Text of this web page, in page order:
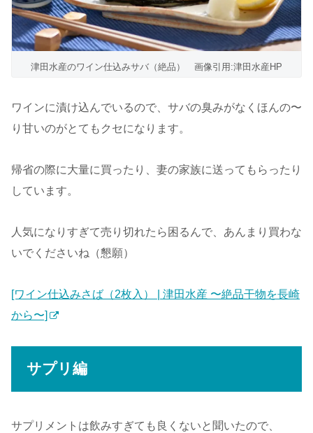
津田水産のワイン仕込みサバ（絶品） 画像引用:津田水産HP
ワインに漬け込んでいるので、サバの臭みがなくほんの〜
り甘いのがとてもクセになります。
帰省の際に大量に買ったり、妻の家族に送ってもらったり
しています。
人気になりすぎて売り切れたら困るんで、あんまり買わな
いでくださいね（懇願）
[ワイン仕込みさば（2枚入） | 津田水産 〜絶品干物を長崎
から〜]
サプリ編
サプリメントは飲みすぎても良くないと聞いたので、